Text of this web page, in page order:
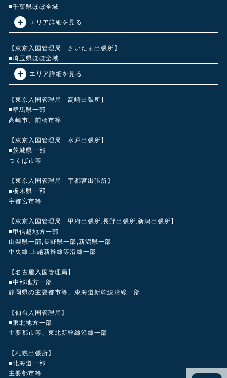
町田市、 瑞穂町、 三鷹市、 武蔵野市、 武蔵村山市等
保土ヶ谷区・神奈川区）川崎市（川崎区・幸区・中原区・高津区・宮
前区・多摩区・麻生区）、横須賀市・三浦市・逗子市・藤沢市・茅ヶ
崎市・平塚市・相模原市・秦野市・厚木市・大和市・座間市・海老名
■千葉県ほぼ全域
エリア詳細を見る
市・野田市等
【東京入国管理局 さいたま出張所】
■埼玉県ほぼ全域
エリア詳細を見る
市、越谷市、和光市、上尾市、志木市、春日部市、朝霞市、新座市、
所沢市、川越市、入間市、蓮田市、富士見市、狭山市、行田市、東松
山市、飯能市、本庄市等
【東京入国管理局 高崎出張所】
■群馬県一部
高崎市、前橋市等
【東京入国管理局 水戸出張所】
■茨城県一部
つくば市等
【東京入国管理局 宇都宮出張所】
■栃木県一部
宇都宮市等
【東京入国管理局 甲府出張所,長野出張所,新潟出張所】
■甲信越地方一部
山梨県一部,長野県一部,新潟県一部
中央線,上越新幹線等沿線一部
【名古屋入国管理局】
■中部地方一部
静岡県の主要都市等、東海道新幹線沿線一部
【仙台入国管理局】
■東北地方一部
主要都市等、東北新幹線沿線一部
【札幌出張所】
■北海道一部
主要都市等